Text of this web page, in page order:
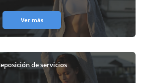
Ver más
de servicios